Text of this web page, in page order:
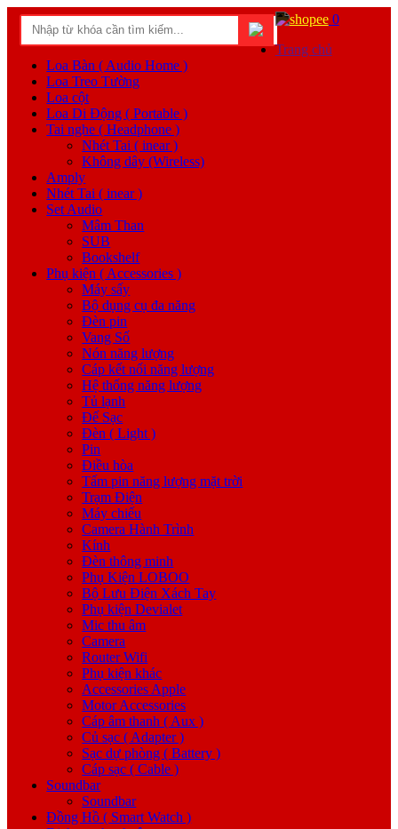
0
Trang chủ
Loa Bàn ( Audio Home )
Loa Treo Tường
Loa cột
Loa Di Động ( Portable )
Tai nghe ( Headphone )
Nhét Tai ( inear )
Không dây (Wireless)
Amply
Nhét Tai ( inear )
Set Audio
Mâm Than
SUB
Bookshelf
Phụ kiện ( Accessories )
Máy sấy
Bộ dụng cụ đa năng
Đèn pin
Vang Số
Nón năng lượng
Cáp kết nối năng lượng
Hệ thống năng lượng
Tủ lạnh
Đế Sạc
Đèn ( Light )
Pin
Điều hòa
Tấm pin năng lượng mặt trời
Trạm Điện
Máy chiếu
Camera Hành Trình
Kính
Đèn thông minh
Phụ Kiện LOBOO
Bộ Lưu Điện Xách Tay
Phụ kiện Devialet
Mic thu âm
Camera
Router Wifi
Phụ kiện khác
Accessories Apple
Motor Accessories
Cáp âm thanh ( Aux )
Củ sạc ( Adapter )
Sạc dự phòng ( Battery )
Cáp sạc ( Cable )
Soundbar
Soundbar
Đồng Hồ ( Smart Watch )